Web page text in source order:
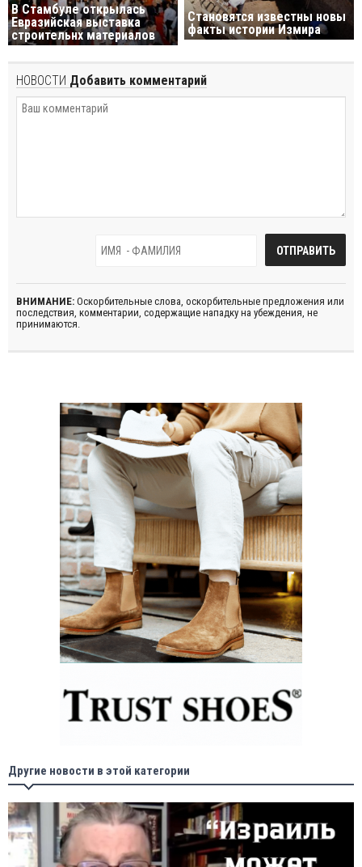
В Стамбуле открылась
Евразийская выставка
строительнх материалов
Становятся известны новы
факты истории Измира
НОВОСТИ Добавить комментарий
ВНИМАНИЕ: Оскорбительные слова, оскорбительные предложения или
последствия, комментарии, содержащие нападку на убеждения, не
принимаются.
Другие новости в этой категории